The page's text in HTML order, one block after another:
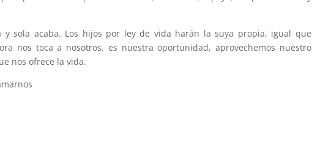
y sola acaba. Los hijos por ley de vida harán la suya propia, igual que
nos toca a nosotros, es nuestra oportunidad, aprovechemos nuestro
nos ofrece la vida.